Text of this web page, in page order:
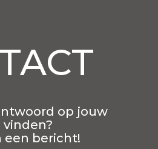
op jouw
een bericht!